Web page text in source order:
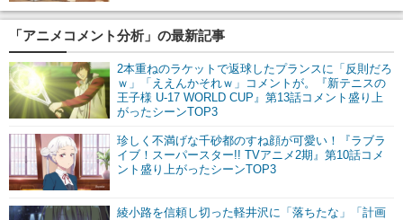
「アニメコメント分析」の最新記事
2本重ねのラケットで返球したプランスに「反則だろ
ｗ」「ええんかそれｗ」コメントが。『新テニスの
王子様 U-17 WORLD CUP』第13話コメント盛り上
がったシーンTOP3
珍しく不満げな千砂都のすね顔が可愛い！『ラブラ
イブ！スーパースター!! TVアニメ2期』第10話コメ
ント盛り上がったシーンTOP3
綾小路を信頼し切った軽井沢に「落ちたな」「計画